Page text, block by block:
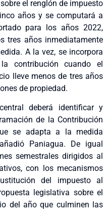
el renglón de impuesto
años y se computará a
para los años 2022,
tres años inmediatamente
A la vez, se incorpora
contribución cuando el
lleve menos de tres años
de propiedad.
deberá identificar y
de la Contribución
se adapta a la medida
Paniagua. De igual
semestrales dirigidos al
con los mecanismos
del impuesto al
legislativa sobre el
del año que culminen las